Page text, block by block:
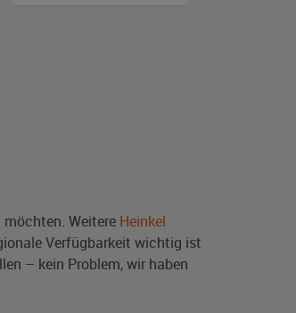
möchten. Weitere Heinkel
Verfügbarkeit wichtig ist
– kein Problem, wir haben